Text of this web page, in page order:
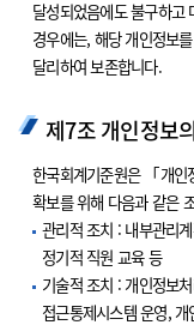
달성되었음에도 불구하고
경우에는, 해당 개인정보
달리하여 보존합니다.
제7조 개인정보
한국회계기준원은 「개인
확보를 위해 다음과 같은
관리적 조치 : 내부관리
정기적 직원 교육 등
기술적 조치 : 개인정보
접근통제시스템 운영,